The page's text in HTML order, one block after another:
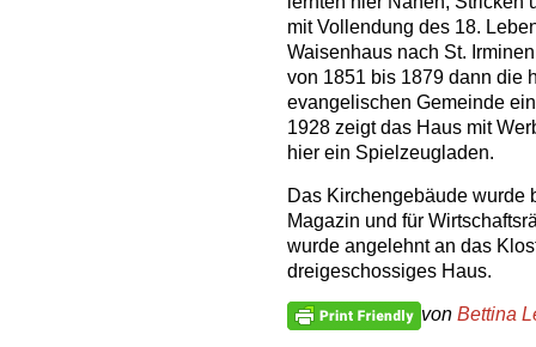
mit Vollendung des 18.
Waisenhaus nach St.
von 1851 bis 1879 dann die
evangelischen Gemeinde
1928 zeigt das Haus mit
hier ein Spielzeugladen.
Das Kirchengebäude wurde
Magazin und für
wurde angelehnt an das
dreigeschossiges Haus.
von Bettina